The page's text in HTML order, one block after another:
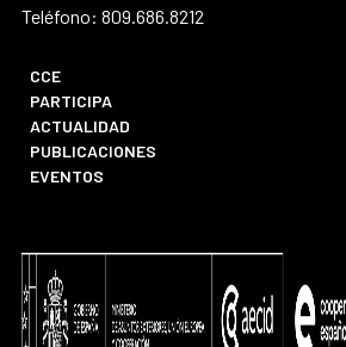
Teléfono: 809.686.8212
CCE
PARTICIPA
ACTUALIDAD
PUBLICACIONES
EVENTOS